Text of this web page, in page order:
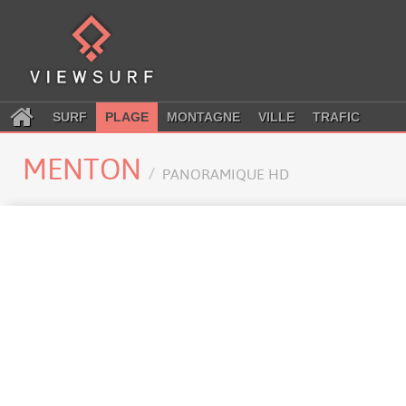
SURF PLAGE MONTAGNE VILLE TRAFIC
MENTON PANORAMIQUE HD